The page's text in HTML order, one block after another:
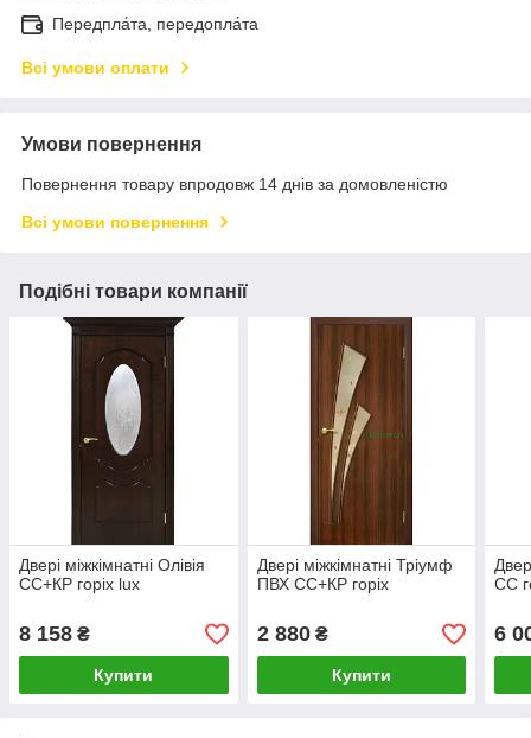
Передпла́та, передопла́та
Всі умови оплати
Умови повернення
Повернення товару впродовж 14 днів за домовленістю
Всі умови повернення
Подібні товари компанії
Двері міжкімнатні Олівія
СС+КР горіх lux
8 158 ₴
Купити
Двері міжкімнатні Тріумф
ПВХ СС+КР горіх
2 880₴
Купити
СС
6